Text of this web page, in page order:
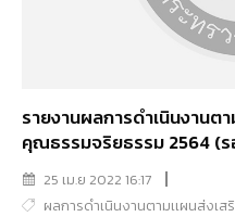
รายงานผลการดำเนินงาน
คุณธรรมจริยธรรม 2564 (ร
25 เม.ย 2022 16:17
ผลการดำเนินงานตามเเผนส่ง